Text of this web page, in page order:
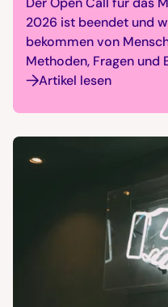
2026 ist beendet und
bekommen von
Methoden, Fragen und
Artikel lesen